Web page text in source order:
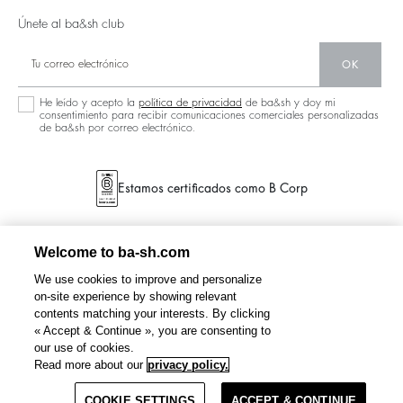
Únete al ba&sh club
OK
He leído y acepto la política de privacidad de ba&sh y doy mi
consentimiento para recibir comunicaciones comerciales personalizadas
de ba&sh por correo electrónico.
Estamos certificados como B Corp
Welcome to ba-sh.com
We use cookies to improve and personalize
on-site experience by showing relevant
contents matching your interests. By clicking
« Accept & Continue », you are consenting to
our use of cookies.
Read more about our privacy policy.